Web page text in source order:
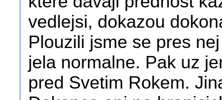
vedlejsi, dokazou
Plouzili jsme se pres
jela normalne. Pak uz
pred Svetim Rokem.